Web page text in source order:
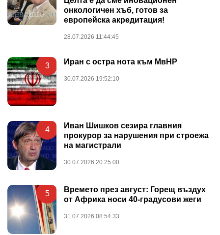
онкологичен хъб, готов за
европейска акредитация!
28.07.2026 11:44:45
3 Иран с остра нота към МвНР
30.07.2026 19:52:10
4
Иван Шишков сезира главния
прокурор за нарушения при строежа
на магистрали
30.07.2026 20:25:00
5
Времето през август: Горещ въздух
от Африка носи 40-градусови жеги
31.07.2026 08:54:33